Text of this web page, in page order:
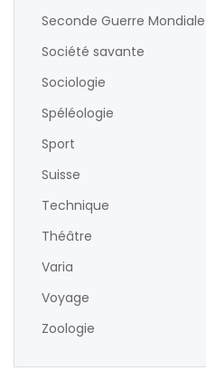
Seconde Guerre Mondiale
Société savante
Sociologie
Spéléologie
Sport
Suisse
Technique
Théâtre
Varia
Voyage
Zoologie